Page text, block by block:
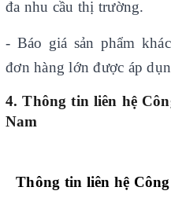
đa nhu cầu thị trường.
- Báo giá sản phẩm
đơn hàng lớn được áp
4. Thông tin liên hệ
Nam
Thông tin liên hệ